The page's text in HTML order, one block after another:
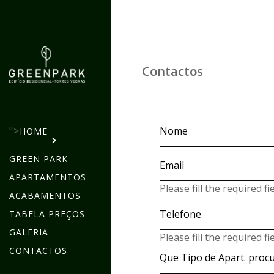
">HOME
GREEN PARK
APARTAMENTOS
ACABAMENTOS
TABELA PREÇOS
GALERIA
CONTACTOS
Contactos
Please fill the required
Please fill the required